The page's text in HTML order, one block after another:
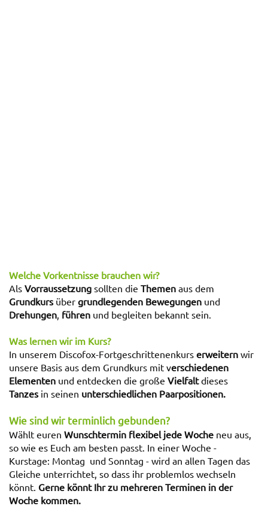
Welche Vorkentnisse brauchen wir?
Als Vorraussetzung sollten die Themen aus dem
Grundkursüber grundlegenden Bewegungen und
Drehungen führen und begleiten bekannt sein.
Was lernen wir im Kurs?
In unserem Discofox-Fortgeschrittenenkurs erweitern wir
unsere Basis aus dem Grundkurs mit verschiedenen
Elementen und entdecken die große Vielfaltdieses
Tanzesin seinen unterschiedlichen Paarpositionen.
Wie sind wir terminlich gebunden?
Wählt euren Wunschtermin flexibel jede Woche neu aus,
so wie es Euch am besten passt. In einer Woche -
Kurstage: Montag und Sonntag - wird an allen Tagen das
Gleiche unterrichtet, so dass ihr problemlos wechseln
könnt. Gerne könnt Ihr zu mehreren Terminen in der
Woche kommen.